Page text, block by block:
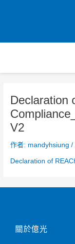
Declaration
V2
作者: mandyhsiung/
Declaration of
關於億光